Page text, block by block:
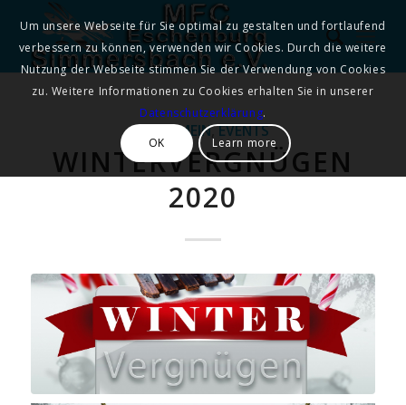
ALLGEMEIN,EVENTS
WINTERVERGNÜGEN
2020
Um unsere Webseite für Sie optimal zu gestalten und fortlaufend
verbessern zu können, verwenden wir Cookies. Durch die weitere
Nutzung der Webseite stimmen Sie der Verwendung von Cookies
zu. Weitere Informationen zu Cookies erhalten Sie in unserer
Datenschutzerklärung.
OK
Learn more